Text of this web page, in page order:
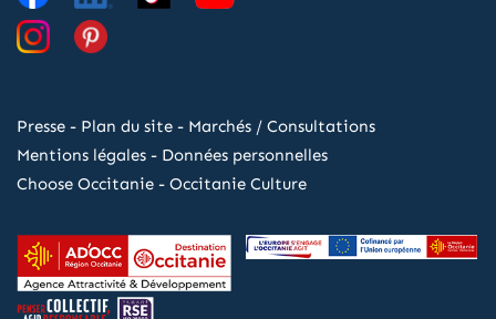
Presse - Plan du site - Marchés / Consultations
Mentions légales - Données personnelles
Choose Occitanie - Occitanie Culture